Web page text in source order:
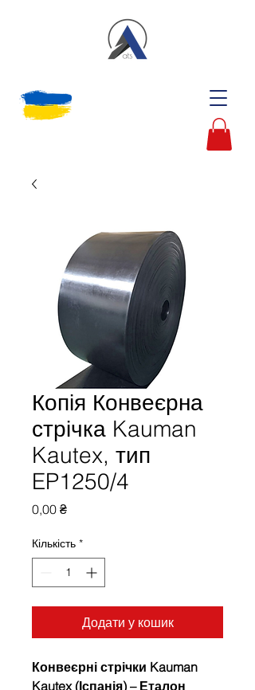
Копія Конвеєрна
стрічка Kauman
Kautex, тип
EP1250/4
0,00 ₴Ціна
Кількість *
Додати у кошик
Конвеєрні стрічки Kauman
Kautex (Іспанія) – Еталон